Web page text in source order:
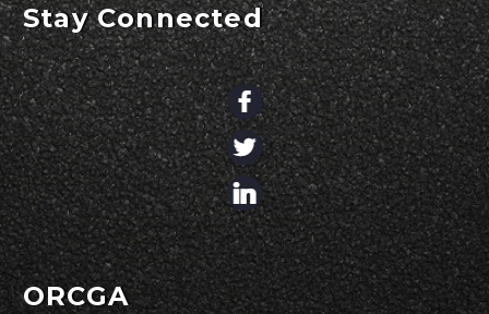
Stay Connected
ORCGA